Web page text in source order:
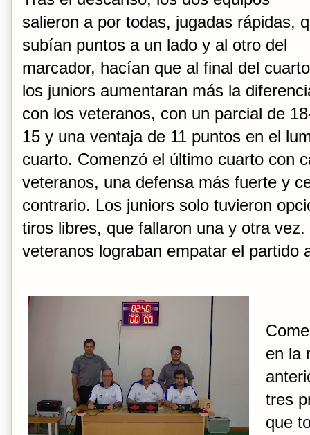
salieron a por todas, jugadas rápidas,
subían puntos a un lado y al otro del
marcador, hacían que al final del
los juniors aumentaran más la
con los veteranos, con un parcial de
15 y una ventaja de 11 puntos en el
cuarto. Comenzó el último cuarto con
veteranos, una defensa más fuerte y
contrario. Los juniors solo tuvieron
tiros libres, que fallaron una y otra
veteranos lograban empatar el partido
en la
tres
que